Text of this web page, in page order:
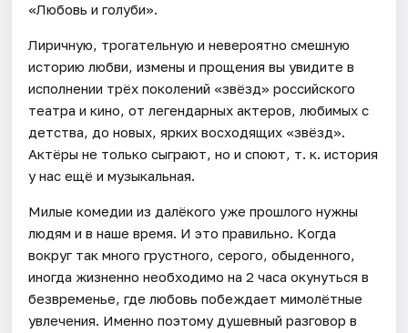
«Любовь и голуби».
Лиричную, трогательную и невероятно смешную
историю любви, измены и прощения вы увидите в
исполнении трёх поколений «звёзд» российского
театра и кино, от легендарных актеров, любимых с
детства, до новых, ярких восходящих «звёзд».
Актёры не только сыграют, но и споют, т. к. история
у нас ещё и музыкальная.
Милые комедии из далёкого уже прошлого нужны
людям и в наше время. И это правильно. Когда
вокруг так много грустного, серого, обыденного,
иногда жизненно необходимо на 2 часа окунуться в
безвременье, где любовь побеждает мимолётные
увлечения. Именно поэтому душевный разговор в